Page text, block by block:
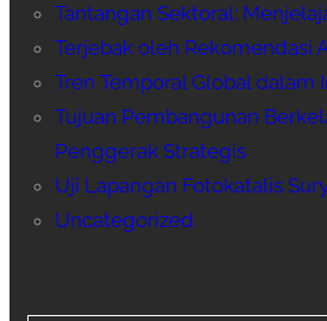
Tantangan Sektoral:
Terjebak oleh Rekomendasi
Tren Temporal Global dalam
Tujuan Pembangunan
Penggerak Strategis
Uji Lapangan Fotokatalis
Uncategorized